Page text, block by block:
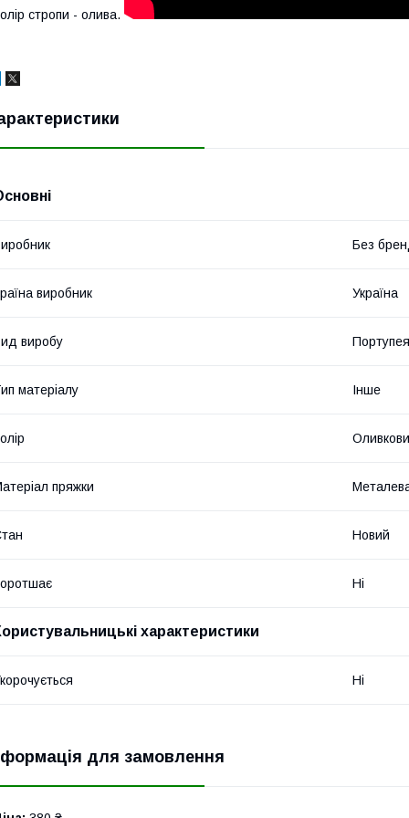
стропи - олива.
Без
виробник Україна
виробу Портупея
матеріалу Інше
пряжки
Новий
Ні
характеристики
Ні
для замовлення